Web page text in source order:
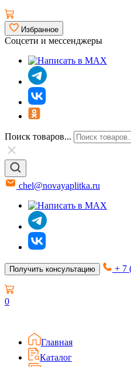
Избранное
Соцсети и мессенджеры
Поиск товаров...
chel@novayaplitka.ru
Получить консультацию + 7
0
Главная
Каталог